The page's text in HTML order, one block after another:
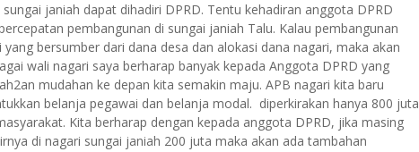
janiah dapat dihadiri DPRD. Tentu kehadiran anggota DPRD
pembangunan di sungai janiah Talu. Kalau pembangunan
bersumber dari dana desa dan alokasi dana nagari, maka akan
wali nagari saya berharap banyak kepada Anggota DPRD yang
mudahan ke depan kita semakin maju. APB nagari kita baru
belanja pegawai dan belanja modal. diperkirakan hanya 800 juta
Kita berharap dengan kepada anggota DPRD, jika masing
di nagari sungai janiah 200 juta maka akan ada tambahan